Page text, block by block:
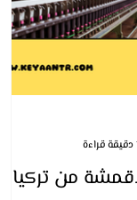
من تركيا